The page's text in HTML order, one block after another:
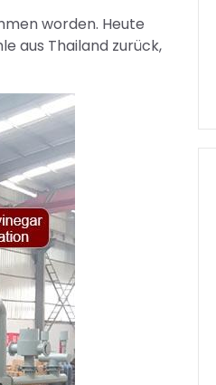
worden. Heute
aus Thailand zurück,